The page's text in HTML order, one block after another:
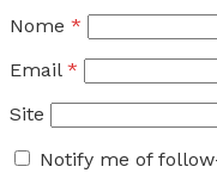
Nome *
Email *
Site
Notify me of